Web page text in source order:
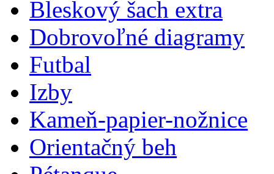
Bleskový šach extra
Dobrovoľné diagramy
Futbal
Izby
Kameň-papier-nožnice
Orientačný beh